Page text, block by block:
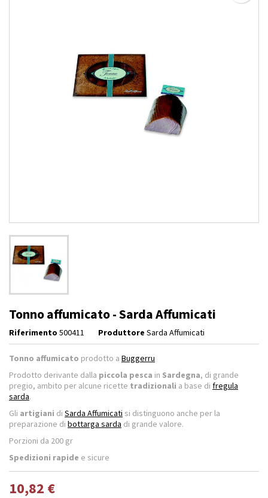
Tonno affumicato - Sarda Affumicati
Riferimento 500411 Produttore Sarda Affumicati
Tonno affumicato prodotto a Buggerru
Prodotto derivante dalla piccola pesca in Sardegna, di grande
pregio, ambito per alcune ricette tradizionali a base di fregula
sarda.
Gli artigiani di Sarda Affumicati si distinguono anche per la
preparazione di bottarga sarda di grande valore.
Porzioni da 200 gr
Spedizioni rapide e sicure
10,82 €